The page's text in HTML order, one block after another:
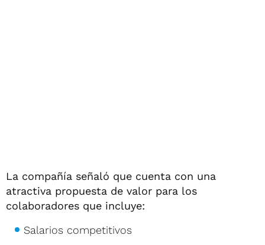
La compañía señaló que cuenta con una
atractiva propuesta de valor para los
colaboradores que incluye:
Salarios competitivos